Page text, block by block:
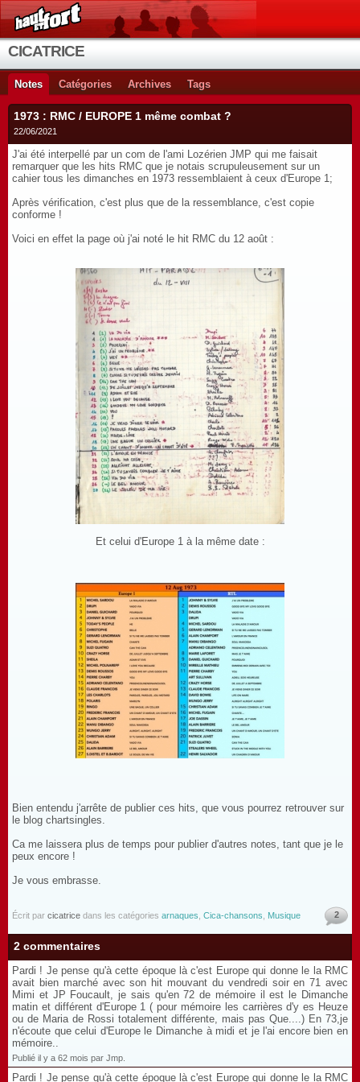
CICATRICE
Notes Catégories Archives Tags
1973 : RMC / EUROPE 1 même combat ?
22/06/2021
J'ai été interpellé par un com de l'ami Lozérien JMP qui me faisait
remarquer que les hits RMC que je notais scrupuleusement sur un
cahier tous les dimanches en 1973 ressemblaient à ceux d'Europe 1;
Après vérification, c'est plus que de la ressemblance, c'est copie
conforme !
Voici en effet la page où j'ai noté le hit RMC du 12 août :
Et celui d'Europe 1 à la même date :
Bien entendu j'arrête de publier ces hits, que vous pourrez retrouver sur
le blog chartsingles.
Ca me laissera plus de temps pour publier d'autres notes, tant que je le
peux encore !
Je vous embrasse.
Écrit par cicatrice dans les catégories arnaques Cica-chansons Musique 2
2 commentaires
Pardi ! Je pense qu'à cette époque là c'est Europe qui donne le la RMC
avait bien marché avec son hit mouvant du vendredi soir en 71 avec
Mimi et JP Foucault, je sais qu'en 72 de mémoire il est le Dimanche
matin et différent d'Europe 1 ( pour mémoire les carrières d'y es Heuze
ou de Maria de Rossi totalement différente, mais pas Que....) En 73,je
n'écoute que celui d'Europe le Dimanche à midi et je l'ai encore bien en
mémoire..
Publié il y a 62 mois par Jmp.
Pardi ! Je pense qu'à cette époque là c'est Europe qui donne le la RMC